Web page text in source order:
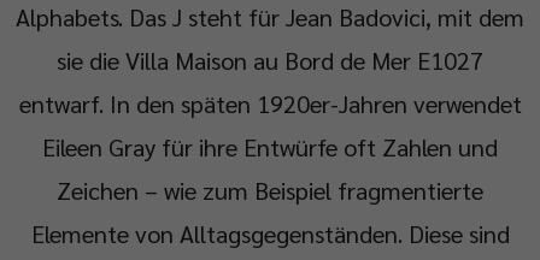
Alphabets. Das J steht für Jean Badovici, mit dem
sie die Villa Maison au Bord de Mer E1027
entwarf. In den späten 1920er-Jahren verwendet
Eileen Gray für ihre Entwürfe oft Zahlen und
Zeichen – wie zum Beispiel fragmentierte
Elemente von Alltagsgegenständen. Diese sind